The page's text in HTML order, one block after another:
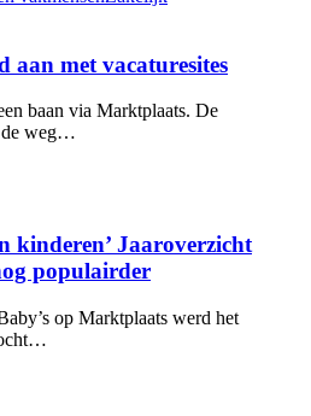
met vacaturesites
baan via Marktplaats. De
de weg…
kinderen’ Jaaroverzicht
populairder
op Marktplaats werd het